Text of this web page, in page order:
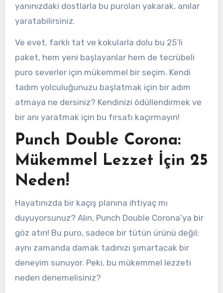
yanınızdaki dostlarla bu puroları yakarak, anılar
yaratabilirsiniz.
Ve evet, farklı tat ve kokularla dolu bu 25’li
paket, hem yeni başlayanlar hem de tecrübeli
puro severler için mükemmel bir seçim. Kendi
tadım yolculuğunuzu başlatmak için bir adım
atmaya ne dersiniz? Kendinizi ödüllendirmek ve
bir anı yaratmak için bu fırsatı kaçırmayın!
Punch Double Corona:
Mükemmel Lezzet İçin 25
Neden!
Hayatınızda bir kaçış planına ihtiyaç mı
duyuyorsunuz? Alın, Punch Double Corona’ya bir
göz atın! Bu puro, sadece bir tütün ürünü değil;
aynı zamanda damak tadınızı şımartacak bir
deneyim sunuyor. Peki, bu mükemmel lezzeti
neden denemelisiniz?